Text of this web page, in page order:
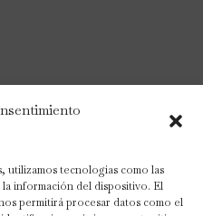
utilizamos tecnologías como las
información del dispositivo. El
permitirá procesar datos como el